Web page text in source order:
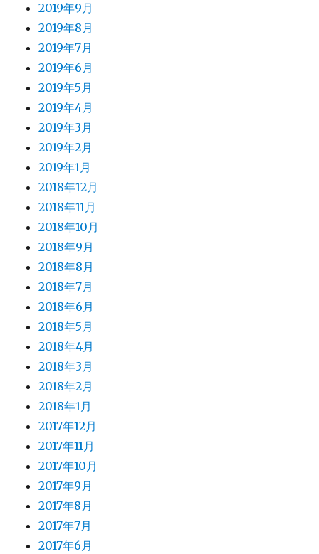
2019年9月
2019年8月
2019年7月
2019年6月
2019年5月
2019年4月
2019年3月
2019年2月
2019年1月
2018年12月
2018年11月
2018年10月
2018年9月
2018年8月
2018年7月
2018年6月
2018年5月
2018年4月
2018年3月
2018年2月
2018年1月
2017年12月
2017年11月
2017年10月
2017年9月
2017年8月
2017年7月
2017年6月